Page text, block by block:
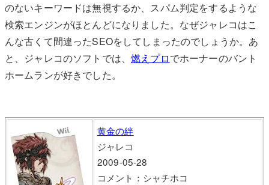
のないキーワードは無視するか、スパム判定をするような
検索エンジンがほとんどになりました。なぜジャレコはこ
んな古くて間違ったSEOをしてしまったのでしょうか。あ
と、ジャレコのソフトでは、燃えプロでホーナーのバント
ホームランが好きでした。
黄金の絆
ジャレコ
2009-05-28
コメント：シャチホコ